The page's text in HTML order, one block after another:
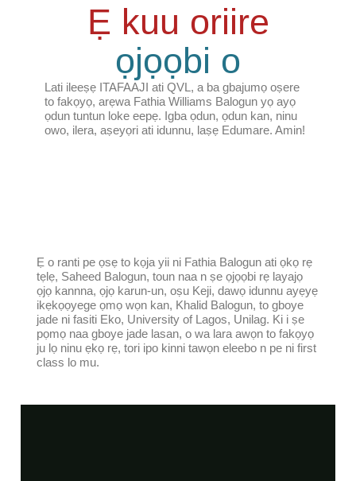
Ẹ kuu oriire
ọjọọbi o
Lati ileeṣẹ ITAFAAJI ati QVL, a ba gbajumọ oṣere
to fakọyọ, arẹwa Fathia Williams Balogun yọ ayọ
ọdun tuntun loke eepẹ. Igba ọdun, ọdun kan, ninu
owo, ilera, aṣeyọri ati idunnu, laṣẹ Edumare. Amin!
Ẹ o ranti pe ọsẹ to kọja yii ni Fathia Balogun ati ọkọ rẹ
tẹlẹ, Saheed Balogun, toun naa n ṣe ọjọọbi rẹ layajọ
ọjọ kannna, ọjọ karun-un, oṣu Keji, dawọ idunnu ayẹyẹ
ikẹkọọyege ọmọ wọn kan, Khalid Balogun, to gboye
jade ni fasiti Eko, University of Lagos, Unilag. Ki i ṣe
pọmọ naa gboye jade lasan, o wa lara awọn to fakọyọ
ju lọ ninu ẹkọ rẹ, tori ipo kinni tawọn eleebo n pe ni first
class lo mu.